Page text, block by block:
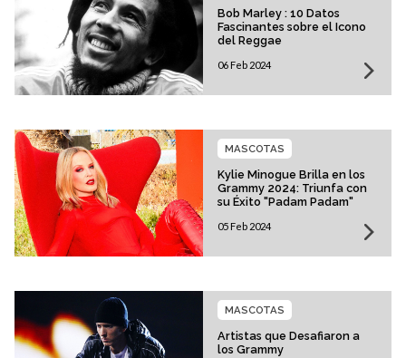
Bob Marley : 10 Datos
Fascinantes sobre el Icono
del Reggae
06 Feb 2024
Kylie Minogue Brilla en los
Grammy 2024: Triunfa con
su Éxito "Padam Padam"
MASCOTAS
05 Feb 2024
Artistas que Desafiaron a
los Grammy
MASCOTAS